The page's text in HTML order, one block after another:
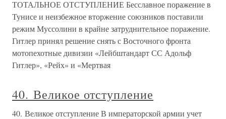
ТОТАЛЬНОЕ ОТСТУПЛЕНИЕ Бесславное поражение в
Тунисе и неизбежное вторжение союзников поставили
режим Муссолини в крайне затруднительное поражение.
Гитлер принял решение снять с Восточного фронта
мотопехотные дивизии «Лейбштандарт СС Адольф
Гитлер», «Рейх» и «Мертвая
40. Великое отступление
40. Великое отступление В императорской армии учет